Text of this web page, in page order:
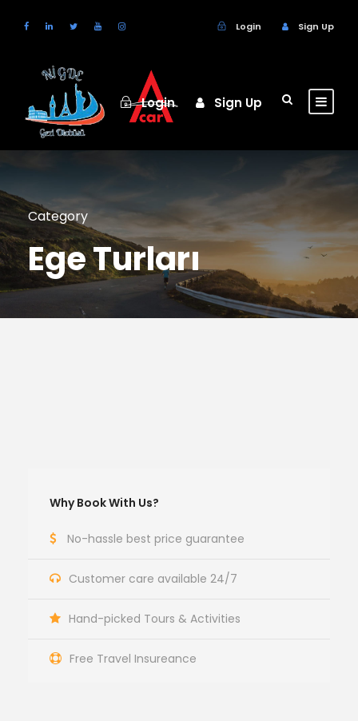
Login Sign Up
Login Sign Up
Category
Ege Turları
Why Book With Us?
No-hassle best price guarantee
Customer care available 24/7
Hand-picked Tours & Activities
Free Travel Insureance